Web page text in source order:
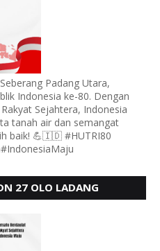
Padang Utara,
Indonesia ke-80. Dengan
Sejahtera, Indonesia
tanah air dan semangat
baik! 💪🇮🇩 #HUTRI80
27 OLO LADANG